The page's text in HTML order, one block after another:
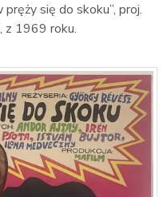
się do skoku”, proj.
z 1969 roku.